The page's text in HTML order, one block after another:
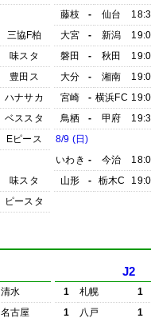
三協F柏
味スタ
豊田ス
ハナサカ
ベススタ
Eピース
味スタ
ピースタ
藤枝
- 仙台
大宮
- 新潟
磐田
- 秋田
大分
- 湘南
宮崎
- 横浜FC
鳥栖
- 甲府
8/9 (日)
いわき - 今治
山形
- 栃木C
清水
名古屋
J2
1 札幌
1
1
八戸
1